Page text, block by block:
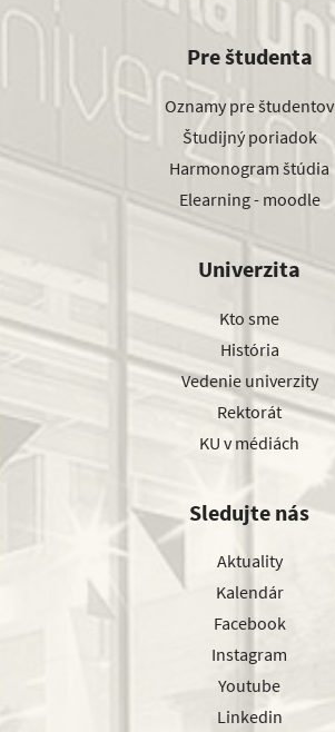
Pre študenta
Oznamy pre študentov
Študijný poriadok
Harmonogram štúdia
Elearning - moodle
Univerzita
Kto sme
História
Vedenie univerzity
Rektorát
KU v médiách
Sledujte nás
Aktuality
Kalendár
Facebook
Instagram
Youtube
Linkedin